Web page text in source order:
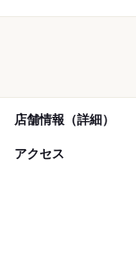
店舗情報（詳細）
アクセス